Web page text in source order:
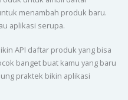
menambah produk baru.
aplikasi serupa.
API daftar produk yang bisa
banget buat kamu yang baru
praktek bikin aplikasi